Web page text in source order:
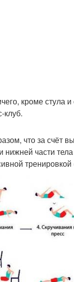
кроме стула
клуб.
что за счёт
части
тренировкой